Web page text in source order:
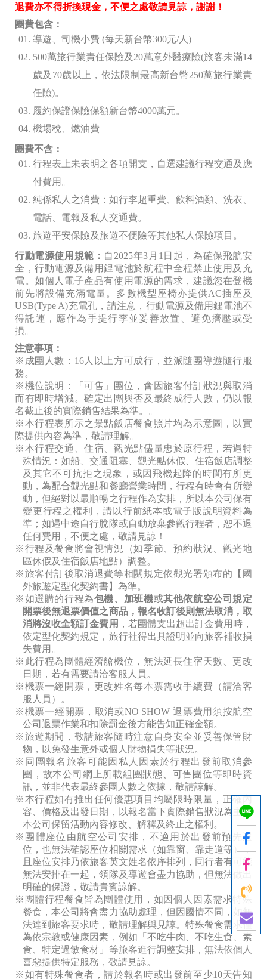
退費亦不得折換現金，不便之處敬請見諒，謝謝！
團費包含：
導遊、司機小費 (每天新台幣300元/人)
500萬旅行業責任保險及20萬意外醫療險(旅客未滿14
歲及70歲以上，依法限制最高新台幣250萬旅行業責
任險)。
履約保證保險保額新台幣4000萬元。
機場稅、燃油費
團費不含：
行程表上未表明之各項開支，自選建議行程交通及應
付費用。
純係私人之消費：如行李超重費、飲料酒類、洗衣、
電話、電報及私人交通費。
旅遊平安保險及旅遊不便險等其他私人保險項目。
行動電源使用規範： 自2025年3月1日起，為確保飛航安
全，行動電源及備用鋰電池於航程中全程禁止使用及充
電。如個人電子產品有使用電源的需求，建議您在登機
前先將設備充滿電量。多數機型座椅亦提供AC插座及
USB(Type A)充電孔，請注意，行動電源及備用鋰電池不
得託運，應作為手提行李並妥善放置、避免擠壓或受
損。
注意事項：
※成團人數：16人以上方可成行，並派隨團導遊隨行服
務。
※機位說明：「可售」團位，會因旅客付訂狀況與取消
而有即時增減。確定出團與否及最終成行人數，仍以報
名截止後的實際銷售結果為準。。
※本行程表所示之景點飯店餐食照片均為示意圖，以實
際提供內容為準，敬請理解。
※本行程交通、住宿、觀光點儘量忠於原行程，若遇特
殊情況：如船、交通阻塞、觀光點休假、住宿飯店調整
及其它不可抗拒之現象，或因飛機起降的時間有所更
動，為配合觀光點和餐廳營業時間，行程有時會有所變
動，但絕對以最順暢之行程作為安排，所以本公司保有
變更行程之權利，請以行前紙本或電子版說明資料為
準；如遇中途自行脫隊或自動放棄參觀行程者，恕不退
任何費用，不便之處，敬請見諒！
※行程及餐食將會視情況（如季節、預約狀況、觀光地
區休假及住宿飯店地點）調整。
※旅客付訂後取消退費等相關規定依觀光署頒布的【國
外旅遊定型化契約書】為準。
※如選購的行程為包機、加班機或其他依航空公司規定
開票後無退票價值之商品，報名收訂後則無法取消，取
消將沒收全額訂金費用 ，若團體支出超出訂金費用時，
依定型化契約規定，旅行社得出具證明並向旅客補收損
失費用。
※此行程為團體經濟艙機位，無法延長住宿天數、更改
日期，若有需要請洽客服人員。
※機票一經開票，更改姓名每本票需收手續費（請洽客
服人員）。
※機票一經開票，取消或NO SHOW退票費用須按航空
公司退票作業和扣除罰金後方能告知正確金額。
※旅遊期間，敬請旅客隨時注意自身安全並妥善保管財
物，以免發生意外或個人財物損失等狀況。
※同團報名旅客可能因私人因素於行程出發前取消參
團，故本公司網上所載組團狀態、可售團位等即時資
訊，並非代表最終參團人數之依據，敬請諒解。
※本行程如有推出任何優惠項目均屬限時限量，正確內
容、價格及出發日期，以報名當下實際銷售狀況為主，
本公司保留活動內容修改、解釋及終止之權利。
※團體座位由航空公司安排，不適用於出發前預先選
位，也無法確認座位相關需求（如靠窗、靠走道等），
且座位安排乃依旅客英文姓名依序排列，同行者有可能
無法安排在一起，領隊及導遊會盡力協助，但無法做出
明確的保證，敬請貴賓諒解。
※團體行程餐食皆為團體使用，如因個人因素需求特殊
餐食，本公司將會盡力協助處理，但因國情不同，如無
法達到旅客要求時，敬請理解與見諒。特殊餐食需求僅
為依宗教或健康因素，例如「不吃牛肉、不吃生食、素
食、特定過敏食材」等旅客進行調整安排，無法依個人
喜惡提供特定服務，敬請見諒。
※如有特殊餐食者，請於報名時或出發前至少10天告知